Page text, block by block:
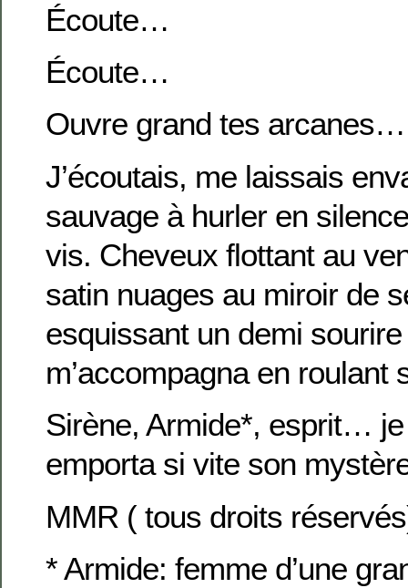
Écoute…
Écoute…
Ouvre grand tes arcanes…
J’écoutais, me laissais
sauvage à hurler en
vis. Cheveux flottant au
satin nuages au miroir de
esquissant un demi
m’accompagna en roulant
Sirène, Armide*, esprit…
emporta si vite son
MMR ( tous droits
* Armide: femme d’une